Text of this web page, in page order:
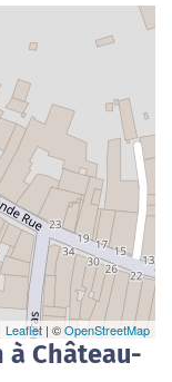
Leaflet | ©OpenStreetMap
à Château-